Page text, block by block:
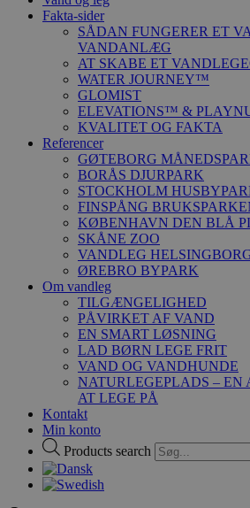
Fakta-sider
SÅDAN FUNGERER ET
VANDANLÆG
AT SKABE ET
WATER JOURNEY™
GLOMIST
ELEVATIONS™ &
KVALITET OG FAKTA
Referencer
GØTEBORG
BORÅS DJURPARK
STOCKHOLM
FINSPÅNG
KØBENHAVN DEN BLÅ
SKÅNE ZOO
VANDLEG
ØREBRO BYPARK
Om vandleg
TILGÆNGELIGHED
PÅVIRKET AF VAND
EN SMART LØSNING
LAD BØRN LEGE FRIT
VAND OG VANDHUNDE
NATURLEGEPLADS – EN
AT LEGE PÅ
Kontakt
Min konto
Products search